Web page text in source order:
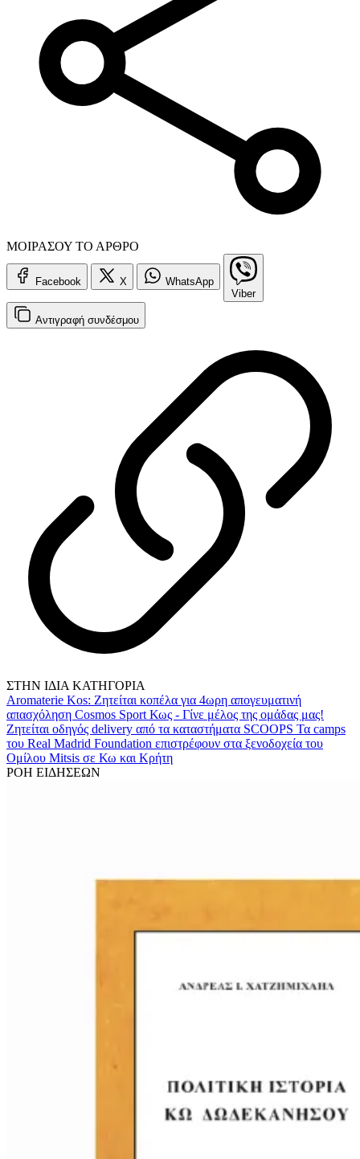
ΜΟΙΡΑΣΟΥ ΤΟ ΑΡΘΡΟ
Facebook X
WhatsApp
Viber
Αντιγραφή συνδέσμου
ΣΤΗΝ ΙΔΙΑ ΚΑΤΗΓΟΡΙΑ
Aromaterie Kos: Ζητείται κοπέλα για 4ωρη απογευματινή
απασχόληση Cosmos Sport Κως - Γίνε μέλος της ομάδας μας!
Ζητείται οδηγός delivery από τα καταστήματα SCOOPS Τα camps
του Real Madrid Foundation επιστρέφουν στα ξενοδοχεία του
Ομίλου Mitsis σε Κω και Κρήτη
ΡΟΗ ΕΙΔΗΣΕΩΝ